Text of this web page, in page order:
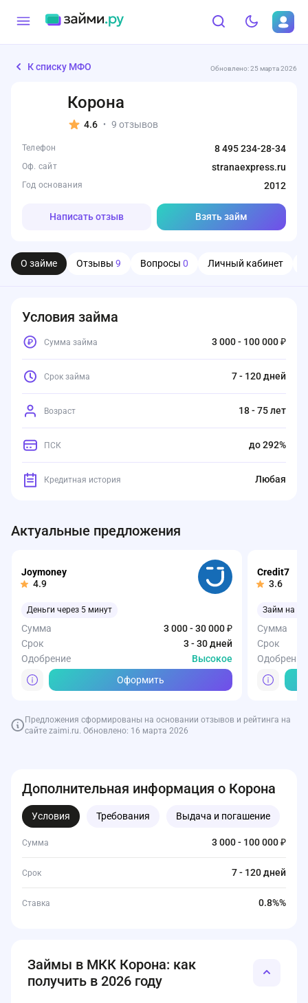
К списку МФО Обновлено: 25 марта 2026
Корона
4.6 • 9 отзывов
Телефон 8 495 234-28-34
Оф. сайт stranaexpress.ru
Год основания 2012
Написать отзыв Взять займ
О займе Отзывы 9 Вопросы 0 Личный кабинет
Условия займа
Возраст 18 - 75 лет
Срок займа 7 - 120 дней
Кредитная история Любая
Сумма займа 3 000 - 100 000 ₽
ПСК до 292%
Актуальные предложения
Joymoney
4.9
Деньги через 5 минут
Сумма
3 000 - 30 000 ₽
Срок
3 - 30 дней
Одобрение
Высокое
Оформить
Credit7
3.6
Займ на
Сумма
Срок
Одобрение
Предложения сформированы на основании отзывов и рейтинга на
сайте zaimi.ru. Обновлено: 16 марта 2026
Дополнительная информация о Корона
Условия Требования Выдача и погашение
Сумма 3 000 - 100 000 ₽
Срок 7 - 120 дней
Ставка 0.8%%
Займы в МКК Корона: как
получить в 2026 году